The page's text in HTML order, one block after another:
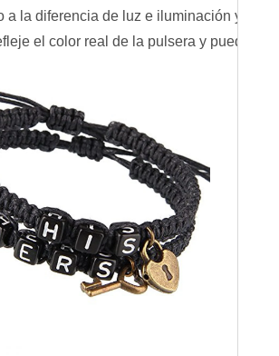
a la diferencia de luz e iluminación y a la
el color real de la pulsera y pueda